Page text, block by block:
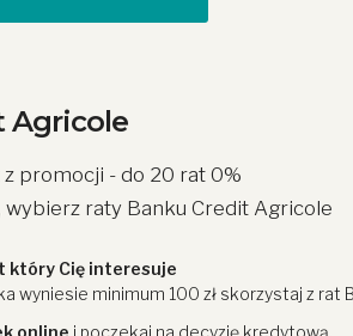
Agricole
promocji - do 20 rat 0%
wybierz raty Banku Credit Agricole
który Cię interesuje
wyniesie minimum 100 zł skorzystaj z rat
online i poczekaj na decyzję kredytową,